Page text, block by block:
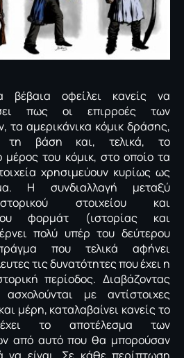
βέβαια οφείλει κανείς να
πως οι επιρροές των
τα αμερικάνικα κόμικ δράσης,
τη βάση και, τελικά, το
μέρος του κόμικ, στο οποίο τα
χρησιμεύουν κυρίως ως
Η συνδιαλλαγή μεταξύ
ιστορικού στοιχείου και
φορμάτ (ιστορίας και
πολύ υπέρ του δεύτερου
που τελικά αφήνει
τις δυνατότητες που έχει η
περίοδος. Διαβάζοντας
με αντίστοιχες
μέρη, καταλαβαίνει κανείς το
το αποτέλεσμα των
από αυτό που θα μπορούσαν